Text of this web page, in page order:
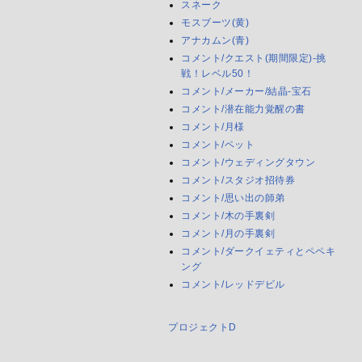
スネーク
モスブーツ(黄)
アナカムン(青)
コメント/クエスト(期間限定)-挑
戦！レベル50！
コメント/メーカー/結晶-宝石
コメント/潜在能力覚醒の書
コメント/月様
コメント/ペット
コメント/ウェディングタウン
コメント/スタジオ招待券
コメント/思い出の師弟
コメント/木の手裏剣
コメント/月の手裏剣
コメント/ダークイェティとペペキ
ング
コメント/レッドデビル
プロジェクトD